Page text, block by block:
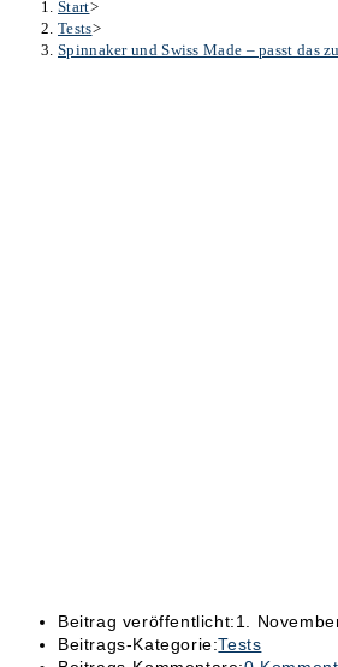
Start>
Tests>
Spinnaker und Swiss Made – passt das
Beitrag veröffentlicht:1.
Beitrags-Kategorie:Tests